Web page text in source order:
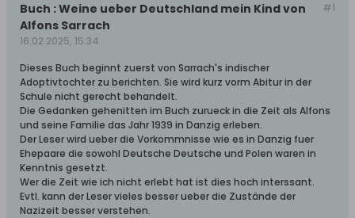
#1
Buch : Weine ueber Deutschland mein Kind von
Alfons Sarrach
16.02.2025, 15:34
Dieses Buch beginnt zuerst von Sarrach's indischer
Adoptivtochter zu berichten. Sie wird kurz vorm Abitur in der
Schule nicht gerecht behandelt.
Die Gedanken gehenitten im Buch zurueck in die Zeit als Alfons
und seine Familie das Jahr 1939 in Danzig erleben.
Der Leser wird ueber die Vorkommnisse wie es in Danzig fuer
Ehepaare die sowohl Deutsche Deutsche und Polen waren in
Kenntnis gesetzt.
Wer die Zeit wie ich nicht erlebt hat ist dies hoch interssant.
Evtl. kann der Leser vieles besser ueber die Zustände der
Nazizeit besser verstehen.